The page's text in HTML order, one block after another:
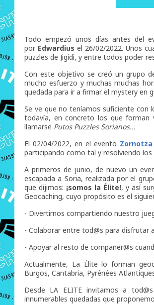
Todo empezó unos días antes del
por Edwardius el 26/02/2022. Unos
puzzles de Jigidi, y entre todos poder
Con este objetivo se creó un grupo
mucho esfuerzo y muchas muchas
quedada para ir a firmar el mystery en
Se ve que no teníamos suficiente con
todavía, en concreto los que forman
llamarse Putos Puzzles Sorianos...
El 02/04/2022, en el evento
participando como tal y resolviendo los
A primeros de junio, de nuevo un
escapada a Soria, realizada por el
que dijimos: ¡somos la Élite!, y así
Geocaching, cuyo propósito es el
- Divertirnos compartiendo nuestro
- Colaborar entre tod@s para disfrutar
- Apoyar al resto de compañer@s
Actualmente, La Élite lo forman
Burgos, Cantabria, Pyrénées
Desde LA ELITE invitamos a
innumerables quedadas que